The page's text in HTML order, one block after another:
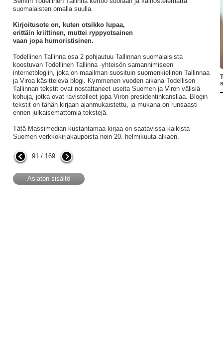
suomalaisten omalla suulla.
Kirjoitusote on, kuten otsikko lupaa,
erittäin kriittinen, muttei ryppyotsainen
vaan jopa humoristisinen.
Todellinen Tallinna osa 2 pohjautuu Tallinnan suomalaisista
koostuvan Todellinen Tallinna -yhteisön samannimiseen
internetblogiin, joka on maailman suosituin suomenkielinen Tallinnaa
ja Viroa käsittelevä blogi. Kymmenen vuoden aikana Todellisen
Tallinnan tekstit ovat nostattaneet useita Suomen ja Viron välisiä
kohuja, jotka ovat ravistelleet jopa Viron presidentinkansliaa. Blogin
tekstit on tähän kirjaan ajanmukaistettu, ja mukana on runsaasti
ennen julkaisemattomia tekstejä.
Tätä Massimedian kustantamaa kirjaa on saatavissa kaikista
Suomen verkkokirjakaupoista noin 20. helmikuuta alkaen.
91 / 169
Asiaton sisältö